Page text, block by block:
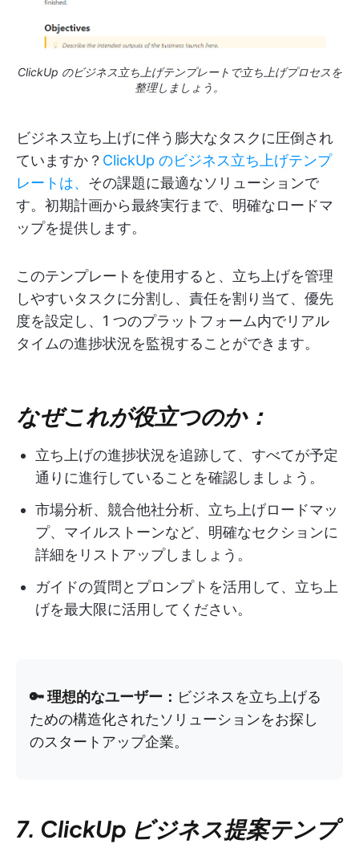
ClickUp のビジネス立ち上げテンプレートで立ち上げプロセスを
整理しましょう。
ビジネス立ち上げに伴う膨大なタスクに圧倒され
ていますか？ ClickUp のビジネス立ち上げテンプ
レートは、 その課題に最適なソリューションで
す。初期計画から最終実行まで、明確なロードマ
ップを提供します。
このテンプレートを使用すると、立ち上げを管理
しやすいタスクに分割し、責任を割り当て、優先
度を設定し、1 つのプラットフォーム内でリアル
タイムの進捗状況を監視することができます。
なぜこれが役立つのか：
立ち上げの進捗状況を追跡して、すべてが予定
通りに進行していることを確認しましょう。
市場分析、競合他社分析、立ち上げロードマッ
プ、マイルストーンなど、明確なセクションに
詳細をリストアップしましょう。
ガイドの質問とプロンプトを活用して、立ち上
げを最大限に活用してください。
🔑 理想的なユーザー： ビジネスを立ち上げる
ための構造化されたソリューションをお探し
のスタートアップ企業。
7. ClickUp ビジネス提案テンプ